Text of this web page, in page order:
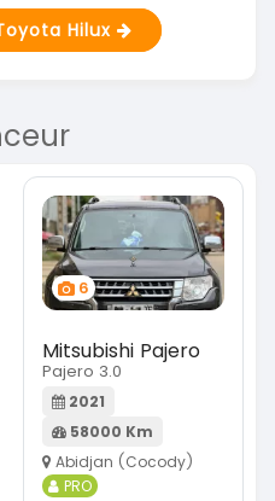
Hilux
6
Mitsubishi Pajero
Pajero 3.0
2021
58000 Km
Abidjan (Cocody)
PRO